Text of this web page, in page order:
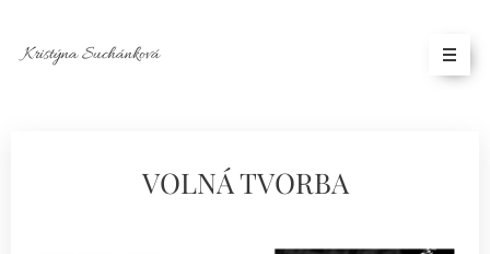
Kristýna Suchánková
VOLNÁ TVORBA